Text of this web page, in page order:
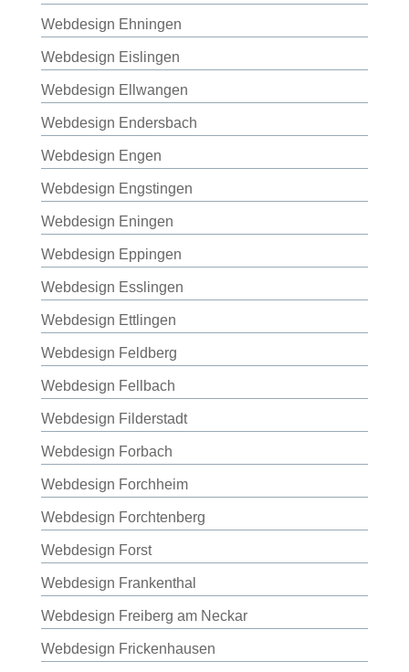
Webdesign Ehningen
Webdesign Eislingen
Webdesign Ellwangen
Webdesign Endersbach
Webdesign Engen
Webdesign Engstingen
Webdesign Eningen
Webdesign Eppingen
Webdesign Esslingen
Webdesign Ettlingen
Webdesign Feldberg
Webdesign Fellbach
Webdesign Filderstadt
Webdesign Forbach
Webdesign Forchheim
Webdesign Forchtenberg
Webdesign Forst
Webdesign Frankenthal
Webdesign Freiberg am Neckar
Webdesign Frickenhausen